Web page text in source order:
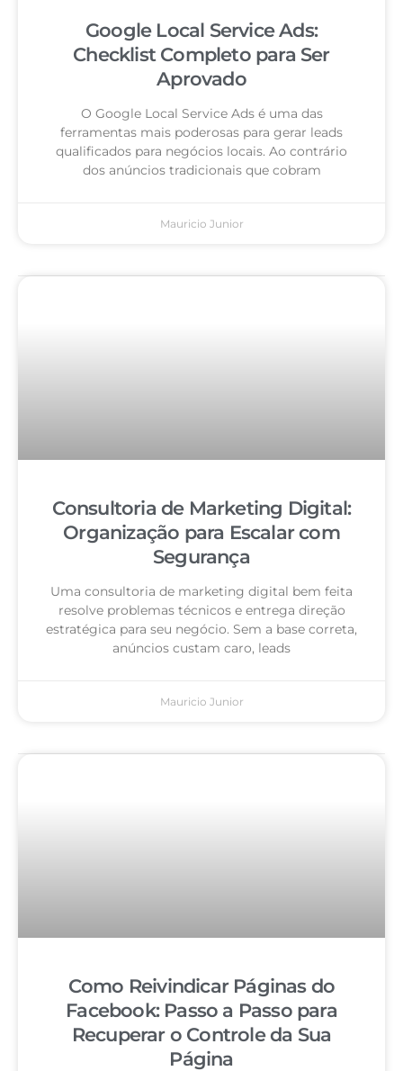
Google Local Service Ads:
Checklist Completo para Ser
Aprovado
O Google Local Service Ads é uma das
ferramentas mais poderosas para gerar leads
qualificados para negócios locais. Ao contrário
dos anúncios tradicionais que cobram
Mauricio Junior
Consultoria de Marketing Digital:
Organização para Escalar com
Segurança
Uma consultoria de marketing digital bem feita
resolve problemas técnicos e entrega direção
estratégica para seu negócio. Sem a base correta,
anúncios custam caro, leads
Mauricio Junior
Como Reivindicar Páginas do
Facebook: Passo a Passo para
Recuperar o Controle da Sua
Página